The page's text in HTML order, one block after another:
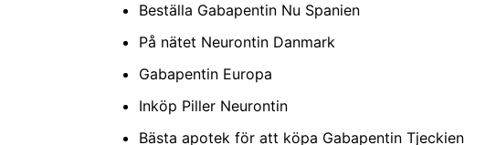
Beställa Gabapentin Nu Spanien
På nätet Neurontin Danmark
Gabapentin Europa
Inköp Piller Neurontin
Bästa apotek för att köpa Gabapentin Tjeckien